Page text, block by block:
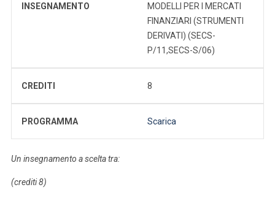
INSEGNAMENTO
MODELLI PER I MERCATI
FINANZIARI (STRUMENTI
DERIVATI) (SECS-
P/11,SECS-S/06)
CREDITI 8
PROGRAMMA Scarica
Un insegnamento a scelta tra:
(crediti 8)